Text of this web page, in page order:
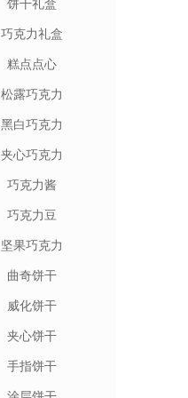
饼干礼盒
巧克力礼盒
糕点点心
松露巧克力
黑白巧克力
夹心巧克力
巧克力酱
巧克力豆
坚果巧克力
曲奇饼干
威化饼干
夹心饼干
手指饼干